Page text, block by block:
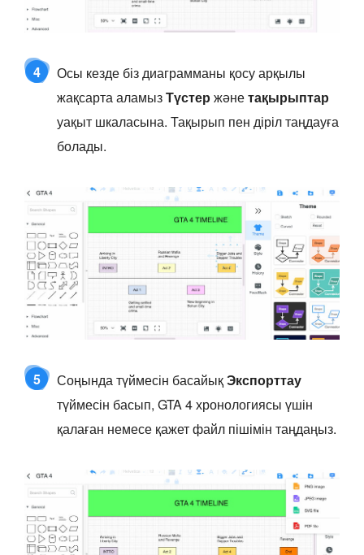
4
Осы кезде біз диаграмманы қосу арқылы
жақсарта аламызТүстер жәнетақырыптар
уақыт шкаласына. Тақырып пен діріл таңдауға
болады.
5 Соңында түймесін басайықЭкспорттау
түймесін басып, GTA 4 хронологиясы үшін
қалаған немесе қажет файл пішімін таңдаңыз.